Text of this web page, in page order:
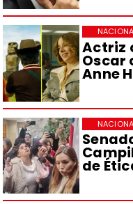
Actriz
Oscar
Anne
de